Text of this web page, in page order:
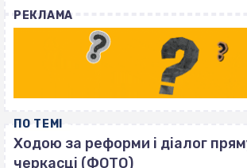
РЕКЛАМА
ПО ТЕМІ
Ходою за реформи і діалог
черкасці (ФОТО)